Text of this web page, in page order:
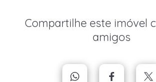
Compartilhe este imóvel
amigos